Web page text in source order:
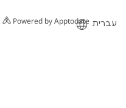
עברית
English
Powered by Apptodate